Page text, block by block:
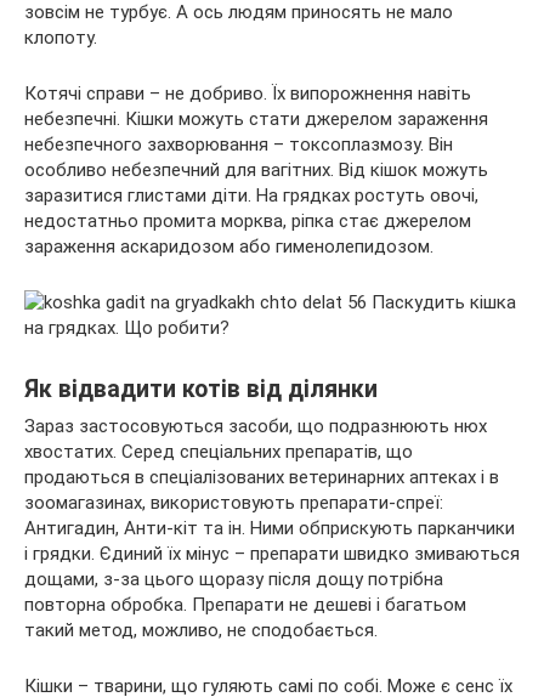
зовсім не турбує. А ось людям приносять не мало
клопоту.
Котячі справи – не добриво. Їх випорожнення навіть
небезпечні. Кішки можуть стати джерелом зараження
небезпечного захворювання – токсоплазмозу. Він
особливо небезпечний для вагітних. Від кішок можуть
заразитися глистами діти. На грядках ростуть овочі,
недостатньо промита морква, ріпка стає джерелом
зараження аскаридозом або гименолепидозом.
Як відвадити котів від ділянки
Зараз застосовуються засоби, що подразнюють нюх
хвостатих. Серед спеціальних препаратів, що
продаються в спеціалізованих ветеринарних аптеках і в
зоомагазинах, використовують препарати-спреї:
Антигадин, Анти-кіт та ін. Ними обприскують парканчики
і грядки. Єдиний їх мінус – препарати швидко змиваються
дощами, з-за цього щоразу після дощу потрібна
повторна обробка. Препарати не дешеві і багатьом
такий метод, можливо, не сподобається.
Кішки – тварини, що гуляють самі по собі. Може є сенс їх